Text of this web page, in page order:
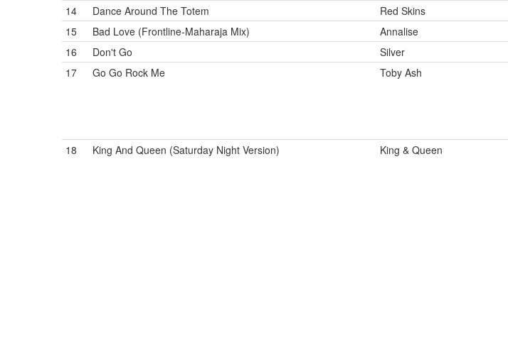
14
Dance Around The Totem
Red Skins
15
Bad Love (Frontline-Maharaja Mix)
Annalise
16
Don't Go Silver
17
Go Go Rock Me Toby Ash
18
King And Queen (Saturday Night Version) King & Queen